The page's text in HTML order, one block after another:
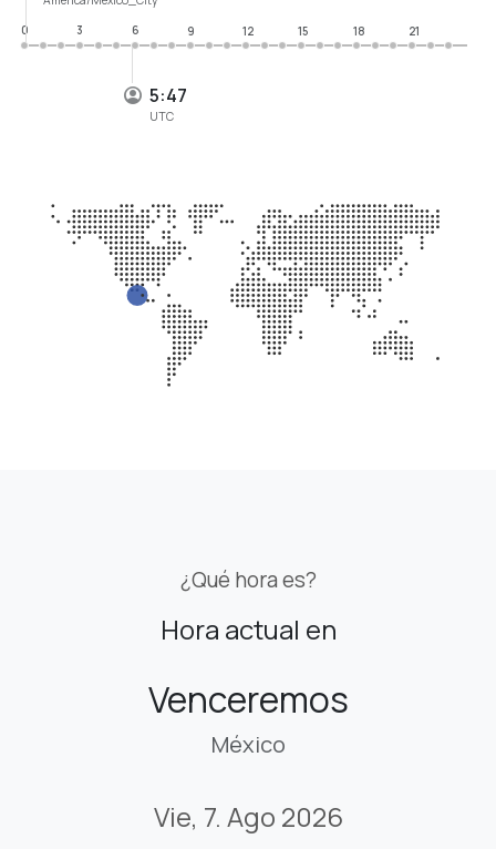
5:47
UTC
0
3 6 9 12 15 18 21
¿Qué hora es?
Hora actual en
Venceremos
México
Vie, 7. Ago 2026